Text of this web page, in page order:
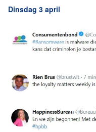
Dinsdag 3 april